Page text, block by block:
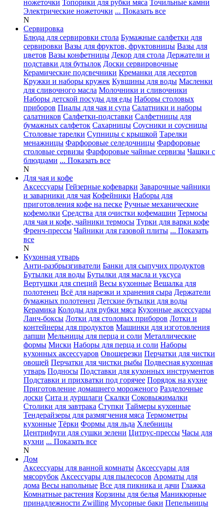
ножеточки Топорики для рубки мяса Точильные камни
Электрические ножеточки ... Показать все
N
Сервировка
Блюда для сервировки стола Бумажные салфетки для
сервировки Вазы для фруктов, фруктовницы Вазы для
цветов Вазы конфетницы Декор для стола Держатели и
подставки для бутылок Доски сервировочные
Керамические подсвечники Креманки для десертов
Кружки и наборы кружек Кувшины для воды Масленки
для сливочного масла Молочники и сливочники
Наборы детской посуды для еды Наборы столовых
приборов Пиалы для чая и супа Салатники и наборы
салатников Салфетки-подставки Салфетницы для
бумажных салфеток Сахарницы Соусники и соусницы
Столовые тарелки Супницы с крышкой Тарелки
менажницы Фарфоровые селедочницы Фарфоровые
столовые сервизы Фарфоровые чайные сервизы Чашки с
блюдцами ... Показать все
N
Для чая и кофе
Аксессуары Гейзерные кофеварки Заварочные чайники
и заварники для чая Кофейники Наборы для
приготовления кофе на песке Ручные механические
кофемолки Средства для очистки кофемашин Термосы
для чая и кофе, чайники термосы Турки для варки кофе
Френч-прессы Чайники для газовой плиты ... Показать
все
N
Кухонная утварь
Анти-разбрызгиватели Банки для сыпучих продуктов
Бутылки для воды Бутылки для масла и уксуса
Вертушки для специй Весы кухонные Вешалка для
полотенец Всё для нарезки и хранения сыра Держатели
бумажных полотенец Детские бутылки для воды
Керамика Колоды для рубки мяса Кухонные аксессуары
Ланч-боксы Лотки для столовых приборов Лотки и
контейнеры для продуктов Машинки для изготовления
лапши Мельницы для перца и соли Металлические
формы Миски Наборы для перца и соли Наборы
кухонных аксессуаров Овощерезки Перчатки для чистки
овощей Перчатки для чистки рыбы Подвесная кухонная
утварь Подносы Подставки для кухонных инструментов
Подставки и прихватки под горячее Порядок на кухне
Приготовление домашнего мороженого Разделочные
доски Сита и дуршлаги Скалки Соковыжималки
Столики для завтрака Ступки Таймеры кухонные
Тендерайзеры для размягчения мяса Термометры
кухонные Тёрки Формы для льда Хлебницы
Центрифуги для сушки зелени Цитрус-прессы Часы для
кухни ... Показать все
N
Дом
Аксессуары для ванной комнаты Аксессуары для
мясорубок Аксессуары для пылесосов Ароматы для
дома Весы напольные Все для пикника и дачи Глажка
Комнатные растения Корзины для белья Маникюрные
принадлежности Zwilling Мусорные баки Пепельницы